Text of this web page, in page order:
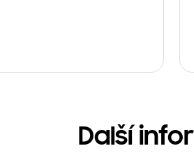
Další